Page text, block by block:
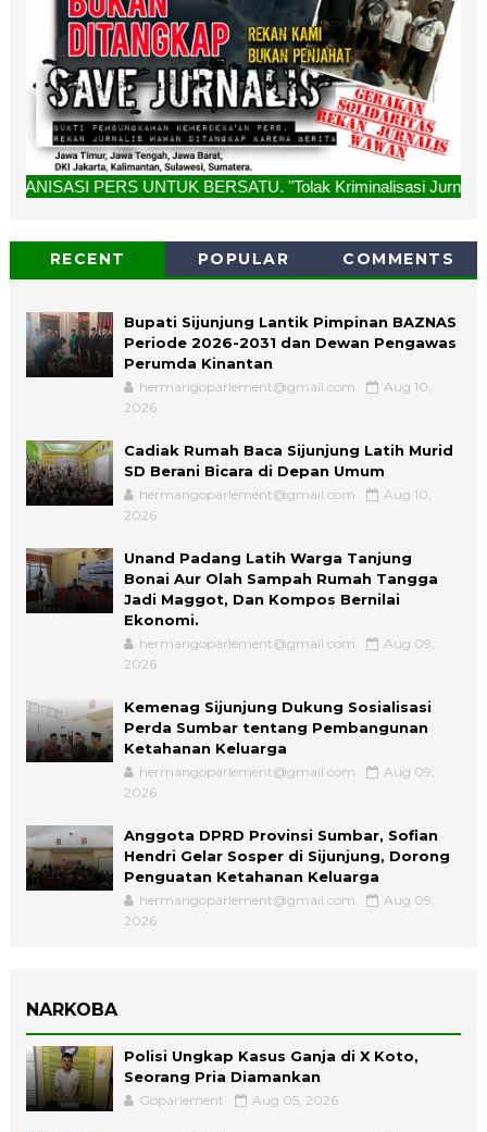
UNTUK BERSATU. "Tolak Kriminalisasi Jurnalis, Rekan
RECENT POPULAR COMMENTS
Bupati Sijunjung Lantik Pimpinan BAZNAS
Periode 2026-2031 dan Dewan Pengawas
Perumda Kinantan
hermangoparlement@gmail.com
Aug 10,
2026
Cadiak Rumah Baca Sijunjung Latih Murid
SD Berani Bicara di Depan Umum
hermangoparlement@gmail.com
Aug 10,
2026
Unand Padang Latih Warga Tanjung
Bonai Aur Olah Sampah Rumah Tangga
Jadi Maggot, Dan Kompos Bernilai
Ekonomi.
hermangoparlement@gmail.com
Aug 09,
2026
Kemenag Sijunjung Dukung Sosialisasi
Perda Sumbar tentang Pembangunan
Ketahanan Keluarga
hermangoparlement@gmail.com
Aug 09,
2026
Anggota DPRD Provinsi Sumbar, Sofian
Hendri Gelar Sosper di Sijunjung, Dorong
Penguatan Ketahanan Keluarga
hermangoparlement@gmail.com
Aug 09,
2026
NARKOBA
Polisi Ungkap Kasus Ganja di X Koto,
Seorang Pria Diamankan
Goparlement Aug 05, 2026